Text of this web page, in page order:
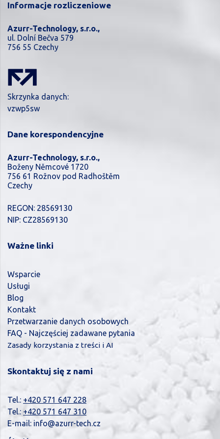
Informacje rozliczeniowe
Azurr-Technology, s.r.o.,
ul. Dolní Bečva 579
756 55 Czechy
Skrzynka danych:
vzwp5sw
Dane korespondencyjne
Azurr-Technology, s.r.o.,
Boženy Němcové 1720
756 61 Rožnov pod Radhoštěm
Czechy
REGON: 28569130
NIP: CZ28569130
Ważne linki
Wsparcie
Usługi
Blog
Kontakt
Przetwarzanie danych osobowych
FAQ - Najczęściej zadawane pytania
Zasady korzystania z treści i AI
Skontaktuj się z nami
Tel.: +420 571 647 228
Tel.: +420 571 647 310
E-mail: info@azurr-tech.cz